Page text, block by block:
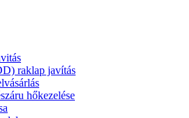
raklap javítás
hőkezelése